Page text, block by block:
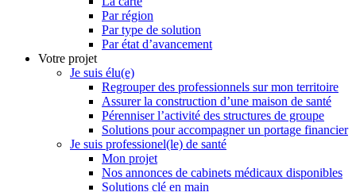
Par région
Par type de solution
Par état d’avancement
Votre projet
Je suis élu(e)
Regrouper des professionnels sur mon territoire
Assurer la construction d’une maison de santé
Pérenniser l’activité des structures de groupe
Solutions pour accompagner un portage financier
Je suis professionel(le) de santé
Mon projet
Nos annonces de cabinets médicaux disponibles
Solutions clé en main